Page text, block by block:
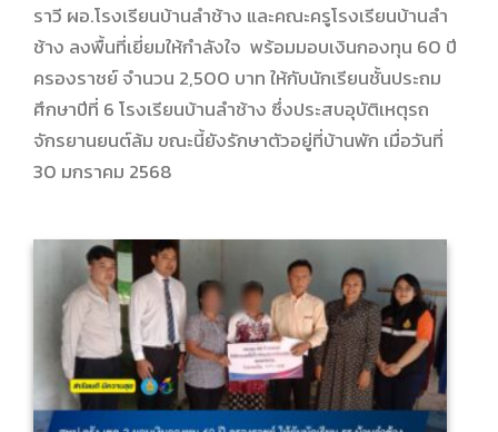
ราวี ผอ.โรงเรียนบ้านลำช้าง และคณะครูโรงเรียนบ้านลำ
ช้าง ลงพื้นที่เยี่ยมให้กำลังใจ พร้อมมอบเงินกองทุน 60 ปี
ครองราชย์ จำนวน 2,500 บาท ให้กับนักเรียนชั้นประถม
ศึกษาปีที่ 6 โรงเรียนบ้านลำช้าง ซึ่งประสบอุบัติเหตุรถ
จักรยานยนต์ล้ม ขณะนี้ยังรักษาตัวอยู่ที่บ้านพัก เมื่อวันที่
30 มกราคม 2568